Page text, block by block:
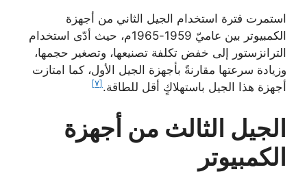
استمرت فترة استخدام الجيل الثاني من أجهزة
الكمبيوتر بين عاميّ 1959-1965م، حيث أدّى استخدام
الترانزستور إلى خفض تكلفة تصنيعها، وتصغير حجمها،
وزيادة سرعتها مقارنةً بأجهزة الجيل الأول، كما امتازت
أجهزة هذا الجيل باستهلاكٍ أقل للطاقة. [٧]
الجيل الثالث من أجهزة
الكمبيوتر